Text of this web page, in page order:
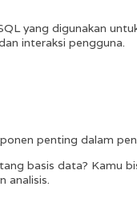
yang digunakan
interaksi pengguna.
penting dalam
basis data? Kamu
analisis.